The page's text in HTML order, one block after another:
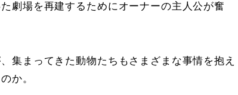
劇場を再建するためにオーナーの主人公が奮
集まってきた動物たちもさまざまな事情を抱え
か。